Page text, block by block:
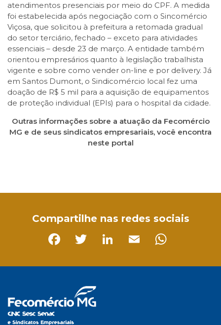
atendimentos presenciais por meio do CPF. A medida
foi estabelecida após negociação com o Sincomércio
Viçosa, que solicitou à prefeitura a retomada gradual
do setor terciário, fechado – exceto para atividades
essenciais – desde 23 de março. A entidade também
orientou empresários quanto à legislação trabalhista
vigente e sobre como vender on-line e por delivery. Já
em Santos Dumont, o Sindicomércio local fez uma
doação de R$ 5 mil para a aquisição de equipamentos
de proteção individual (EPIs) para o hospital da cidade.
Outras informações sobre a atuação da Fecomércio
MG e de seus sindicatos empresariais, você encontra
neste portal
Compartilhe nas redes sociais